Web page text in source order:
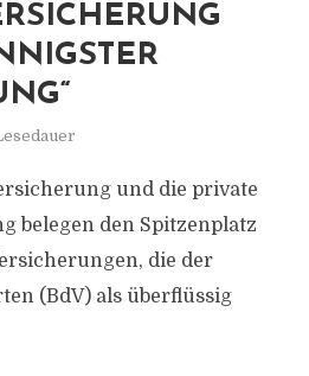
und die private
belegen den Spitzenplatz
die der
(BdV) als überflüssig